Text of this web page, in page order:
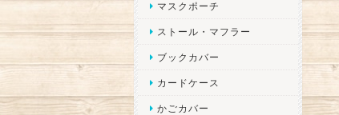
マスクポーチ
ストール・マフラー
ブックカバー
カードケース
かごカバー